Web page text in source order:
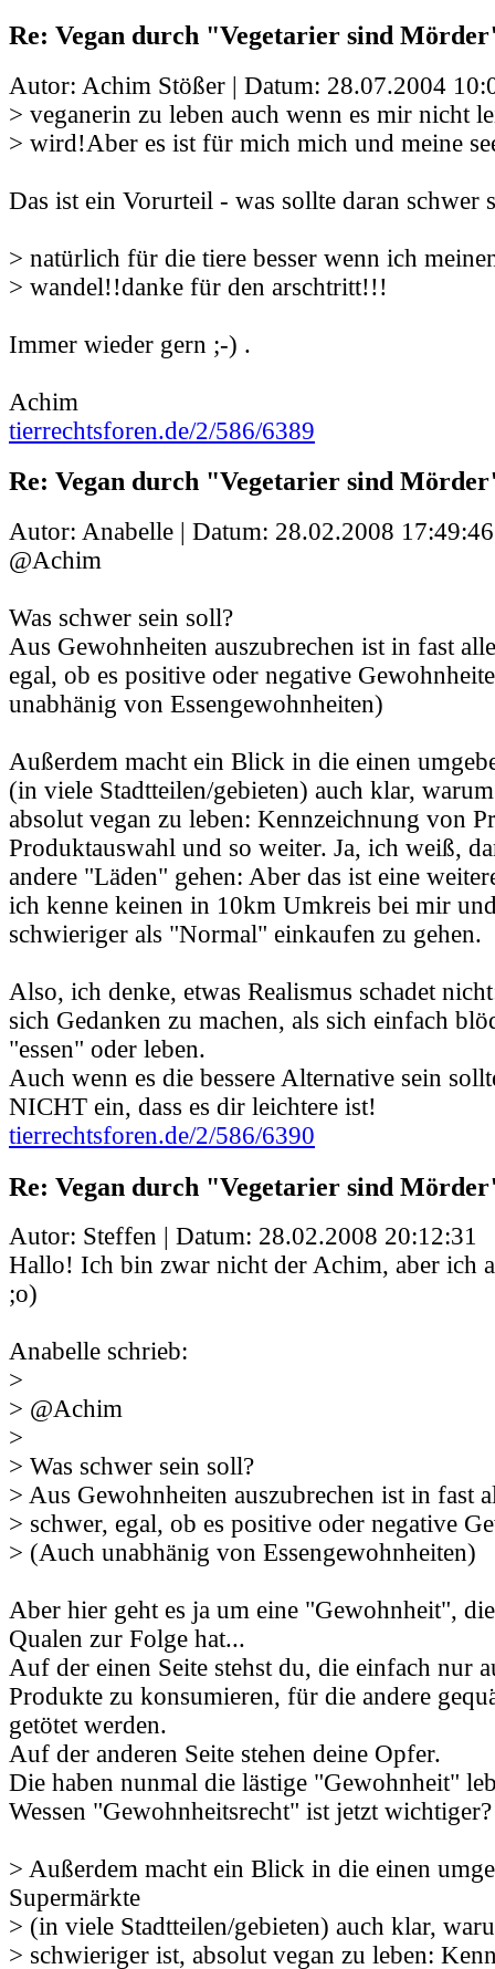
Re: Vegan durch "Vegetarier sind
Autor: Achim Stößer | Datum: 28.07.2004
> veganerin zu leben auch wenn es mir nicht
> wird!Aber es ist für mich mich und meine
Das ist ein Vorurteil - was sollte daran schwer
> natürlich für die tiere besser wenn ich
> wandel!!danke für den arschtritt!!!
Immer wieder gern ;-) .
Achim
tierrechtsforen.de/2/586/6389
Re: Vegan durch "Vegetarier sind
Autor: Anabelle | Datum: 28.02.2008 17:49:46
@Achim
Was schwer sein soll?
Aus Gewohnheiten auszubrechen ist in fast
egal, ob es positive oder negative
unabhänig von Essengewohnheiten)
Außerdem macht ein Blick in die einen
(in viele Stadtteilen/gebieten) auch klar,
absolut vegan zu leben: Kennzeichnung von
Produktauswahl und so weiter. Ja, ich weiß,
andere "Läden" gehen: Aber das ist eine
ich kenne keinen in 10km Umkreis bei mir
schwieriger als "Normal" einkaufen zu gehen.
Also, ich denke, etwas Realismus schadet
sich Gedanken zu machen, als sich einfach
"essen" oder leben.
Auch wenn es die bessere Alternative sein
NICHT ein, dass es dir leichtere ist!
tierrechtsforen.de/2/586/6390
Re: Vegan durch "Vegetarier sind
Autor: Steffen | Datum: 28.02.2008 20:12:31
Hallo! Ich bin zwar nicht der Achim, aber ich
;o)
Anabelle schrieb:
>
> @Achim
>
> Was schwer sein soll?
> Aus Gewohnheiten auszubrechen ist in fast
> schwer, egal, ob es positive oder negative
> (Auch unabhänig von Essengewohnheiten)
Aber hier geht es ja um eine "Gewohnheit",
Qualen zur Folge hat...
Auf der einen Seite stehst du, die einfach nur
Produkte zu konsumieren, für die andere
getötet werden.
Auf der anderen Seite stehen deine Opfer.
Die haben nunmal die lästige "Gewohnheit"
Wessen "Gewohnheitsrecht" ist jetzt wichtiger?
> Außerdem macht ein Blick in die einen
Supermärkte
> (in viele Stadtteilen/gebieten) auch klar,
> schwieriger ist, absolut vegan zu leben: